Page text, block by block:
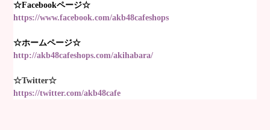
☆Facebookページ☆
https://www.facebook.com/akb48cafeshops
☆ホームページ☆
http://akb48cafeshops.com/akihabara/
☆Twitter☆
https://twitter.com/akb48cafe